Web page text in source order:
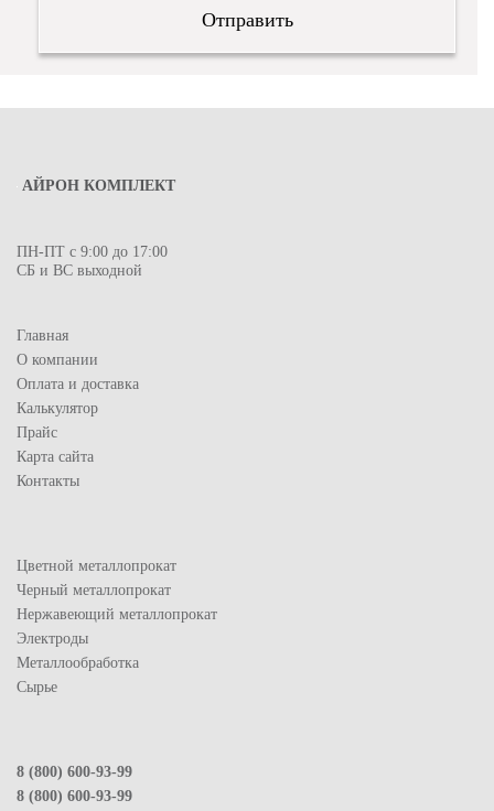
АЙРОН КОМПЛЕКТ
ПН-ПТ с 9:00 до 17:00
СБ и ВС выходной
Главная
О компании
Оплата и доставка
Калькулятор
Прайс
Карта сайта
Контакты
Цветной металлопрокат
Черный металлопрокат
Нержавеющий металлопрокат
Электроды
Металлообработка
Сырье
8 (800) 600-93-99
8 (800) 600-93-99